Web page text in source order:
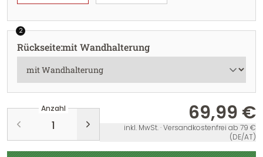
2
Rückseite:mit Wandhalterung
Anzahl 69,99 €
inkl. MwSt. · Versandkostenfrei ab 79 €
(DE/AT)